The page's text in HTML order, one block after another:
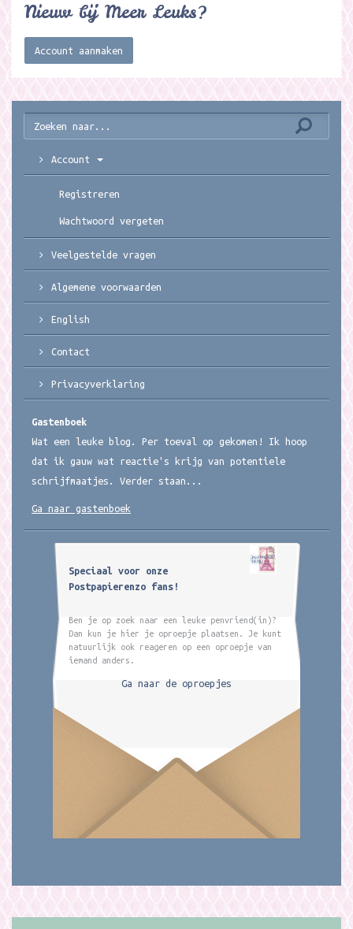
Nieuw bij Meer Leuks?
Account aanmaken
Account
Registreren
Wachtwoord vergeten
Veelgestelde vragen
Algemene voorwaarden
English
Contact
Privacyverklaring
Gastenboek
Wat een leuke blog. Per toeval op gekomen! Ik hoop
dat ik gauw wat reactie's krijg van potentiele
schrijfmaatjes. Verder staan...
Ga naar gastenboek
Speciaal voor onze
Postpapierenzo fans!
Ben je op zoek naar een leuke penvriend(in)?
Dan kun je hier je oproepje plaatsen. Je kunt
natuurlijk ook reageren op een oproepje van
iemand anders.
Ga naar de oproepjes